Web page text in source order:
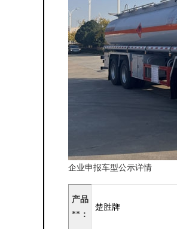
企业申报车型公示详情
产品
**：
楚胜牌